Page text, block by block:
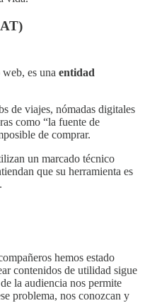
es una entidad
de viajes, nómadas digitales
como “la fuente de
de comprar.
un marcado técnico
que su herramienta es
hemos estado
contenidos de utilidad sigue
de la audiencia nos permite
problema, nos conozcan y